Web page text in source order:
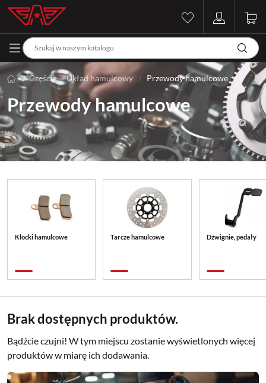
Części Układ hamulcowy Przewody hamulcowe
Przewody hamulcowe
Klocki hamulcowe Tarcze hamulcowe Dźwignie, pedały
Brak dostępnych produktów.
Bądźcie czujni! W tym miejscu zostanie wyświetlonych więcej
produktów w miarę ich dodawania.